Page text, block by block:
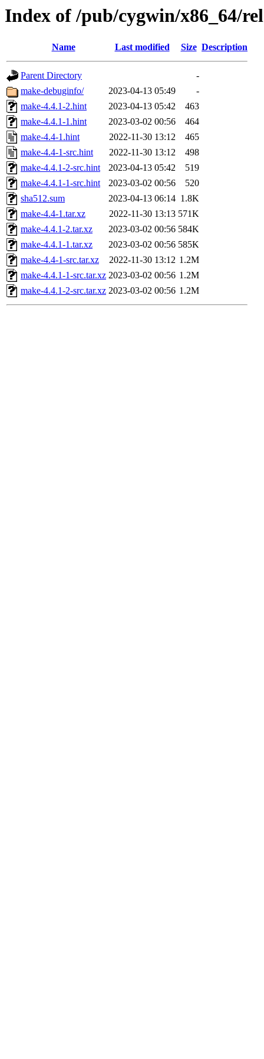
Index of /pub/cygwin/x86_64/
Name Last modified Size Description
Parent Directory
-
make-debuginfo/
2023-04-13 05:49
-
make-4.4.1-2.hint
2023-04-13 05:42
463
make-4.4.1-1.hint
2023-03-02 00:56
464
make-4.4-1.hint
2022-11-30 13:12
465
make-4.4-1-src.hint
2022-11-30 13:12
498
make-4.4.1-2-src.hint
2023-04-13 05:42
519
make-4.4.1-1-src.hint
2023-03-02 00:56
520
sha512.sum
2023-04-13 06:14 1.8K
make-4.4-1.tar.xz
2022-11-30 13:13 571K
make-4.4.1-2.tar.xz
2023-03-02 00:56 584K
make-4.4.1-1.tar.xz
2023-03-02 00:56 585K
make-4.4-1-src.tar.xz
2022-11-30 13:12 1.2M
make-4.4.1-1-src.tar.xz 2023-03-02 00:56 1.2M
make-4.4.1-2-src.tar.xz 2023-03-02 00:56 1.2M